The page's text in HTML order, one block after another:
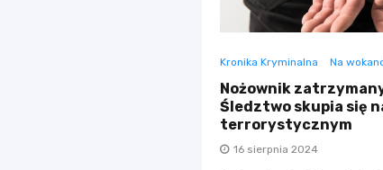
Kronika Kryminalna Na
Nożownik
Śledztwo skupia się
terrorystycznym
16 sierpnia 2024